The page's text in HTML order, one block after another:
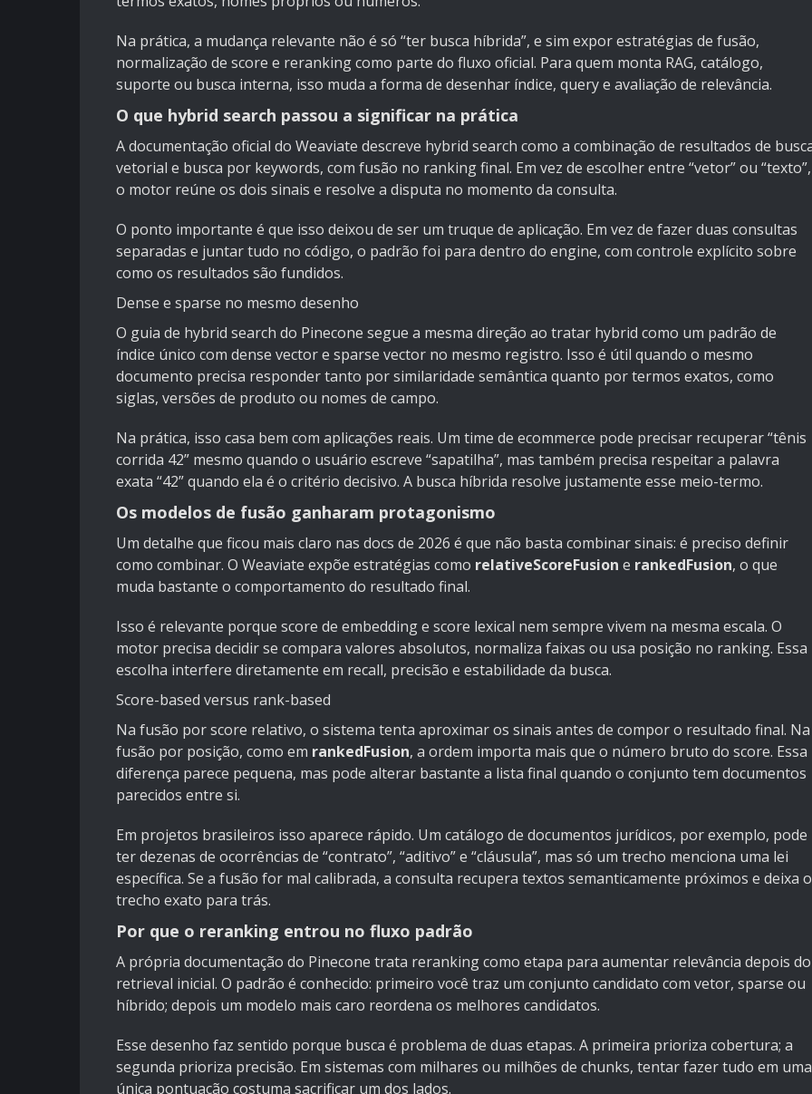
Na prática, a mudança relevante não é só “ter busca híbrida”, e sim expor estratégias de fusão,
normalização de score e reranking como parte do fluxo oficial. Para quem monta RAG, catálogo,
suporte ou busca interna, isso muda a forma de desenhar índice, query e avaliação de relevância.
O que hybrid search passou a significar na prática
A documentação oficial do Weaviate descreve hybrid search como a combinação de resultados de
vetorial e busca por keywords, com fusão no ranking final. Em vez de escolher entre “vetor” ou “texto”,
o motor reúne os dois sinais e resolve a disputa no momento da consulta.
O ponto importante é que isso deixou de ser um truque de aplicação. Em vez de fazer duas consultas
separadas e juntar tudo no código, o padrão foi para dentro do engine, com controle explícito sobre
como os resultados são fundidos.
Dense e sparse no mesmo desenho
O guia de hybrid search do Pinecone segue a mesma direção ao tratar hybrid como um padrão de
índice único com dense vector e sparse vector no mesmo registro. Isso é útil quando o mesmo
documento precisa responder tanto por similaridade semântica quanto por termos exatos, como
siglas, versões de produto ou nomes de campo.
Na prática, isso casa bem com aplicações reais. Um time de ecommerce pode precisar recuperar “tênis
corrida 42” mesmo quando o usuário escreve “sapatilha”, mas também precisa respeitar a palavra
exata “42” quando ela é o critério decisivo. A busca híbrida resolve justamente esse meio-termo.
Os modelos de fusão ganharam protagonismo
Um detalhe que ficou mais claro nas docs de 2026 é que não basta combinar sinais: é preciso definir
como combinar. O Weaviate expõe estratégias como relativeScoreFusion e rankedFusion, o que
muda bastante o comportamento do resultado final.
Isso é relevante porque score de embedding e score lexical nem sempre vivem na mesma escala. O
motor precisa decidir se compara valores absolutos, normaliza faixas ou usa posição no ranking. Essa
escolha interfere diretamente em recall, precisão e estabilidade da busca.
Score-based versus rank-based
Na fusão por score relativo, o sistema tenta aproximar os sinais antes de compor o resultado final. Na
fusão por posição, como em rankedFusion, a ordem importa mais que o número bruto do score. Essa
diferença parece pequena, mas pode alterar bastante a lista final quando o conjunto tem documentos
parecidos entre si.
Em projetos brasileiros isso aparece rápido. Um catálogo de documentos jurídicos, por exemplo, pode
ter dezenas de ocorrências de “contrato”, “aditivo” e “cláusula”, mas só um trecho menciona uma lei
específica. Se a fusão for mal calibrada, a consulta recupera textos semanticamente próximos e deixa o
trecho exato para trás.
Por que o reranking entrou no fluxo padrão
A própria documentação do Pinecone trata reranking como etapa para aumentar relevância depois do
retrieval inicial. O padrão é conhecido: primeiro você traz um conjunto candidato com vetor, sparse ou
híbrido; depois um modelo mais caro reordena os melhores candidatos.
Esse desenho faz sentido porque busca é problema de duas etapas. A primeira prioriza cobertura; a
segunda prioriza precisão. Em sistemas com milhares ou milhões de chunks, tentar fazer tudo em uma
única pontuação costuma sacrificar um dos lados.